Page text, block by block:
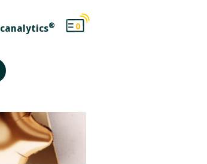
canalytics® 0